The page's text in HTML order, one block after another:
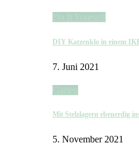
DIY Katzenklo in einem
7. Juni 2021
Mit Stelzlagern ebenerdig
5. November 2021